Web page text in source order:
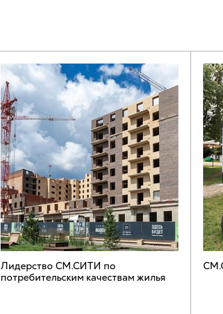
Лидерство СМ.СИТИ по
потребительским качествам жилья